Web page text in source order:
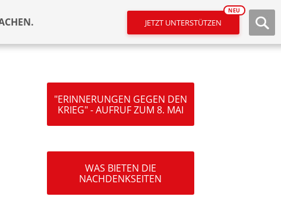
JETZT UNTERSTÜTZEN
NEU
"ERINNERUNGEN GEGEN DEN
KRIEG" - AUFRUF ZUM 8. MAI
WAS BIETEN DIE
NACHDENKSEITEN